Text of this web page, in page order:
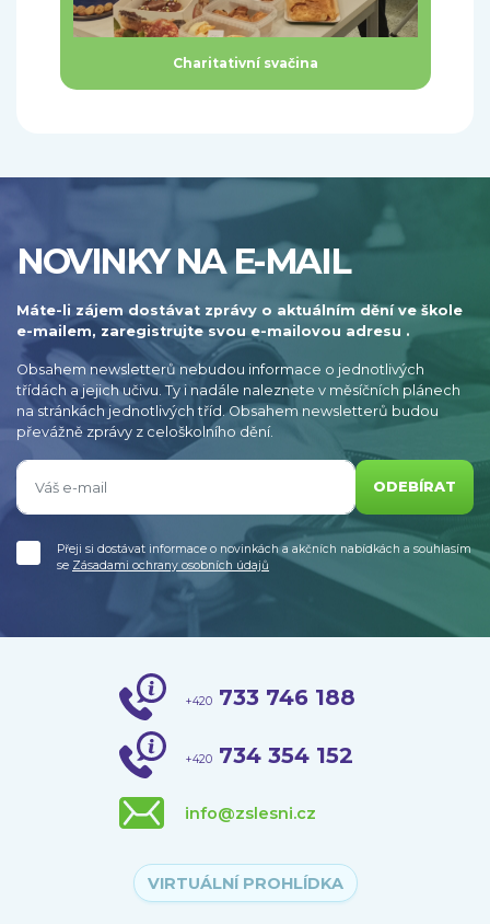
Charitativní svačina
NOVINKY NA E-MAIL
Máte-li zájem dostávat zprávy o aktuálním dění ve škole
e-mailem, zaregistrujte svou e-mailovou adresu .
Obsahem newsletterů nebudou informace o jednotlivých
třídách a jejich učivu. Ty i nadále naleznete v měsíčních plánech
na stránkách jednotlivých tříd. Obsahem newsletterů budou
převážně zprávy z celoškolního dění.
ODEBÍRAT
Přeji si dostávat informace o novinkách a akčních nabídkách a souhlasím
se Zásadami ochrany osobních údajů
+420 733 746 188
+420 734 354 152
info@zslesni.cz
VIRTUÁLNÍ PROHLÍDKA